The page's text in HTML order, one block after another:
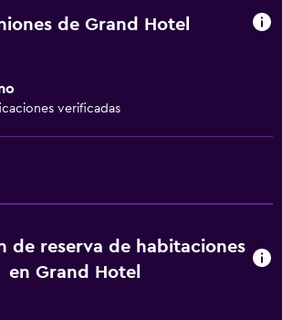
de Grand Hotel
verificadas
de reserva de habitaciones
en Grand Hotel